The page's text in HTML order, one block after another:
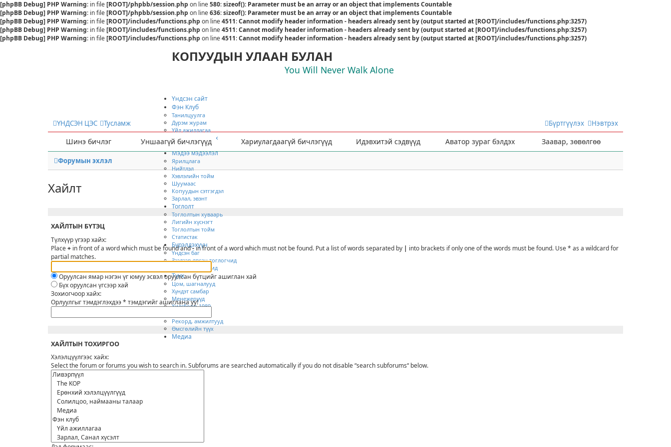
[phpBB Debug] PHP Warning: in file[ROOT]/phpbb/session.php on line580:sizeof(): Parameter must be an array or an object that implements Countable
[phpBB Debug] PHP Warning: in file[ROOT]/phpbb/session.php on line636:sizeof(): Parameter must be an array or an object that implements Countable
[phpBB Debug] PHP Warning: in file[ROOT]/includes/functions.php on line4511:Cannot modify header information - headers already sent by (output started at [ROOT]/includes/functions.php:3257)
[phpBB Debug] PHP Warning: in file[ROOT]/includes/functions.php on line4511:Cannot modify header information - headers already sent by (output started at [ROOT]/includes/functions.php:3257)
[phpBB Debug] PHP Warning: in file[ROOT]/includes/functions.php on line4511:Cannot modify header information - headers already sent by (output started at [ROOT]/includes/functions.php:3257)
КОПУУДЫН УЛААН БУЛАН
You Will Never Walk Alone
Үндсэн сайт
Фэн Клуб
Танилцуулга
Дүрэм журам
Үйл ажиллагаа
Хамтран ажиллах
Гишүүнээр элсэх
Мэдээ мэдээлэл
Ярилцлага
Нийтлэл
Хэвлэлийн тойм
Шуумаас
Копуудын сэтгэгдэл
Зарлал, эвэнт
Тоглолт
Тоглолтын хуваарь
Лигийн хүснэгт
Тоглолтын тойм
Статистак
Бүрэлдэхүүн
Үндсэн баг
Зээлээр явсан тоглогчид
Дасгалжуулагчид
Түүх
Цом, шагналууд
Хүндэт самбар
Менежерүүд
Хилсборо 1989
Рекорд, амжилтууд
Өмсгөлийн түүх
Медиа
ҮНДСЭН ЦЭС Тусламж Нэвтрэх
Бүртгүүлэх
Шинэ бичлэг Уншаагүй бичлэгүүд Хариулагдаагүй бичлэгүүд Идэвхитэй сэдвүүд Аватор зураг бэлдэх Заавар, зөвөлгөө
Форумын эхлэл
Хайлт
ХАЙЛТЫН БҮТЭЦ
Түлхүүр үгээр хайх:
Place+ in front of a word which must be found and-in front of a word which must not be found. Put a list of words separated by | into brackets if only one of the words must be found. Use * as a wildcard for
partial matches.
Оруулсан ямар нэгэн үг юмуу эсвэл оруулсан бүтцийг ашиглан хай
Бүх оруулсан үгсээр хай
Зохиогчоор хайх:
Орлуулгыг тэмдэглэхдээ * тэмдэгийг ашиглана уу!
ХАЙЛТЫН ТОХИРГОО
Хэлэлцүүлгээс хайх:
Select the forum or forums you wish to search in. Subforums are searched automatically if you do not disable “search subforums“ below.